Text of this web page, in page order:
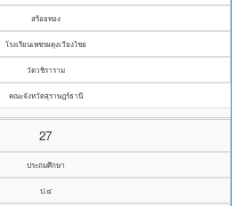
สร้อยทอง
โรงเรียนเพชรผดุงเวียงไชย
วัดวชิราราม
คณะจังหวัดสุราษฎร์ธานี
27
ประถมศึกษา
ป.๔